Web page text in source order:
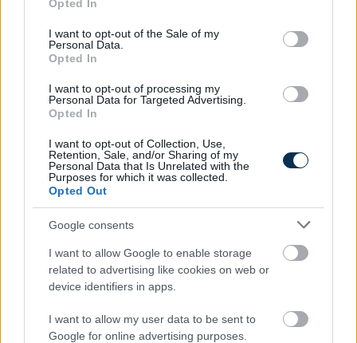
use your data for below specified purposes in below Google
consent section.
Opted In
I want to opt-out of the Sale of my
Personal Data.
Opted In
I want to opt-out of processing my
Personal Data for Targeted Advertising.
Opted In
I want to opt-out of Collection, Use,
Retention, Sale, and/or Sharing of my
Personal Data that Is Unrelated with the
Purposes for which it was collected.
Opted Out
Google consents
I want to allow Google to enable storage
related to advertising like cookies on web or
device identifiers in apps.
I want to allow my user data to be sent to
Google for online advertising purposes.
Gyorshajtás büntetés 2024-ben
KISZÁMOLOM!
Mennyi egy köbméter földgáz ára 2026-ban?
KISZÁMOLOM!